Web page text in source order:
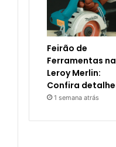
Feirão de
Ferramentas na
Leroy Merlin:
Confira
1 semana atrás